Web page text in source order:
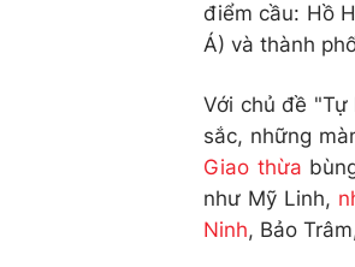
điểm cầu: Hồ
Á) và thành
Với chủ đề
sắc, những
Giao thừa
như Mỹ Linh,
Ninh, Bảo